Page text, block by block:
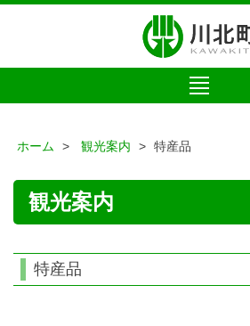
Toggle
navigation
ホーム 観光案内 特産品
観光案内
特産品